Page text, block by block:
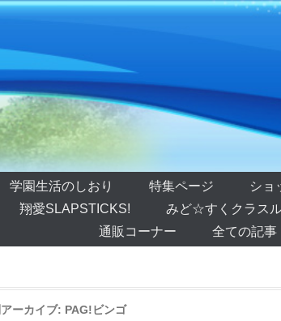
学園生活のしおり 特集ページ ショ
翔愛SLAPSTICKS! みど☆すくクラス
通販コーナー
全ての記事
ーカイブ: PAG!ビンゴ